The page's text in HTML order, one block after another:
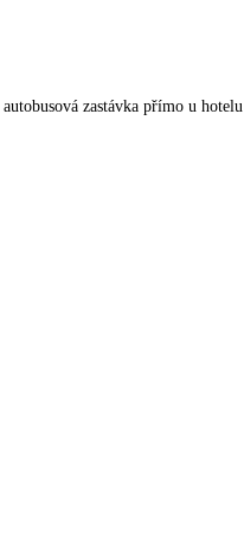
autobusová zastávka přímo u hotelu